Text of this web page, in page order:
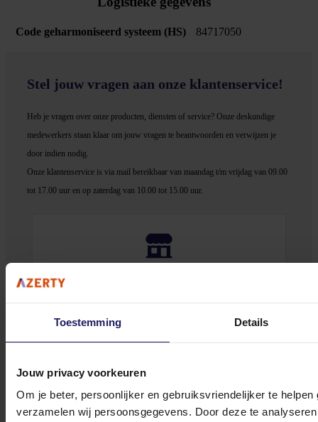
Toestemming Details
Jouw privacy voorkeuren
Om je beter, persoonlijker en gebruiksvriendelijker te
verzamelen wij persoonsgegevens. Door deze te
Code geharmoniseerd systeem (HS) 84717050
Stel jouw vragen aan onze klantenservice!
Heb je vragen over onze producten, diensten of service? Onze deskundige
medewerkers staan klaar om jouw vragen te beantwoorden en verwijzen je
door indien nodig.
Onze klantenservice is via mail bereikbaar van maandag t/m vrijdag van 09.00
tot 17.00 uur en op zaterdag van 10.00 tot 15.00 uur.
0572 328 120